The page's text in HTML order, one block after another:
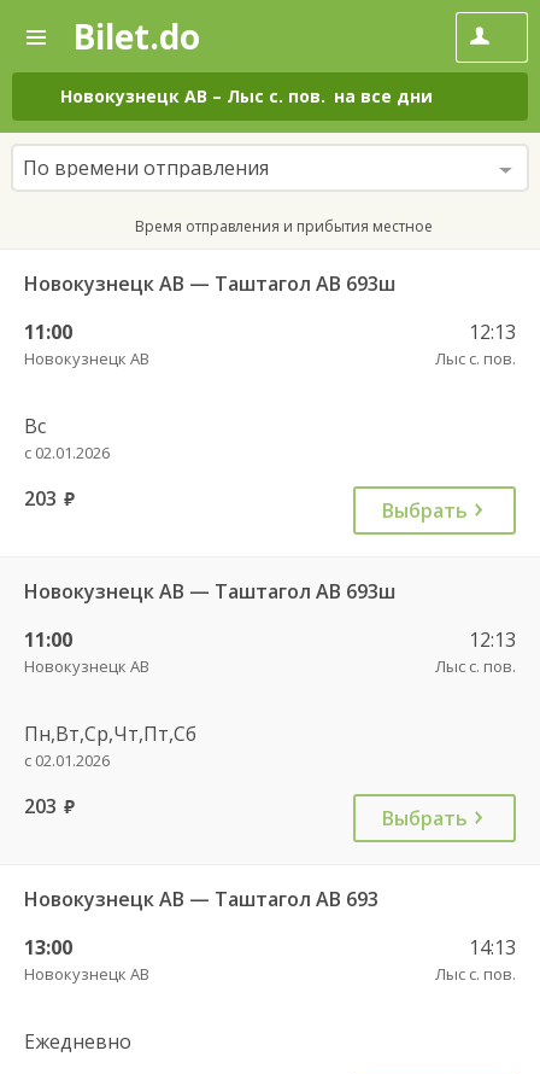
—
Поиск
и
покупка
билетов
на
автобус
онлайн
Bilet.do
Новокузнецк АВ – Лыс с. пов. на все дни
По времени отправления
Время отправления и прибытия местное
Новокузнецк АВ — Таштагол АВ 693ш
11:00
Новокузнецк АВ
12:13
Лыс с. пов.
Вс
с 02.01.2026
203 руб. Выбрать
Новокузнецк АВ — Таштагол АВ 693ш
11:00
Новокузнецк АВ
12:13
Лыс с. пов.
Пн,Вт,Ср,Чт,Пт,Сб
с 02.01.2026
203 руб. Выбрать
Новокузнецк АВ — Таштагол АВ 693
13:00
Новокузнецк АВ
14:13
Лыс с. пов.
Ежедневно